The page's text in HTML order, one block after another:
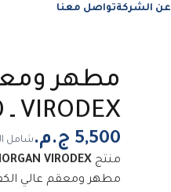
عن الشركةتواصل معنا
VIRODEX ـ 20 لتر
شامل
منتجVIRODEX
مطهر ومعقم عالي